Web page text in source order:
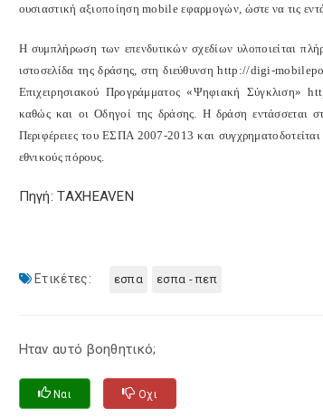
ουσιαστική αξιοποίηση mobile εφαρμογών, ώστε να τις
H συμπλήρωση των επενδυτικών σχεδίων υλοποιείται
ιστοσελίδα της δράσης, στη διεύθυνση http://digi-
Επιχειρησιακού Προγράμματος «Ψηφιακή Σύγκλιση»
καθώς και οι Οδηγοί της δράσης. Η δράση εντάσσεται
Περιφέρειες του ΕΣΠΑ 2007-2013 και
εθνικούς πόρους.
Πηγή: TAXHEAVEN
Ετικέτες: εσπα εσπα - πεπ
Ηταν αυτό βοηθητικό;
Ναι Οχι